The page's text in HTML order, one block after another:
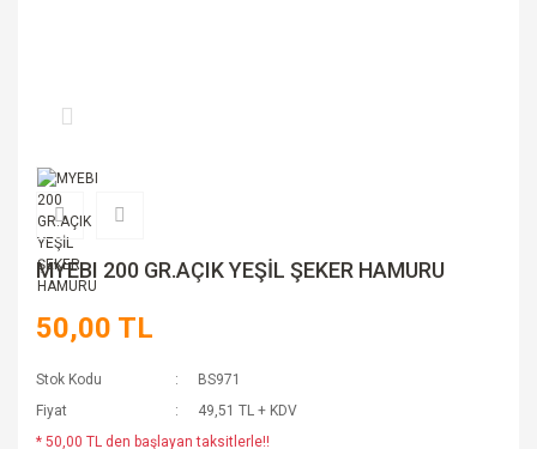
MYEBI 200 GR.AÇIK YEŞİL ŞEKER HAMURU
50,00 TL
Stok Kodu
BS971
Fiyat
49,51 TL + KDV
* 50,00 TL den başlayan taksitlerle!!